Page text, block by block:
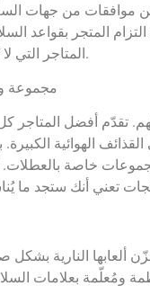
موافقات من جهات
التزام المتجر بقواعد
المتاجر التي لا تُظهر إثبات ترخيص.
تقدّم أفضل المتاجر
القذائف الهوائية
خاصة
ألعابها النارية
ومُعلّمة بعلامات